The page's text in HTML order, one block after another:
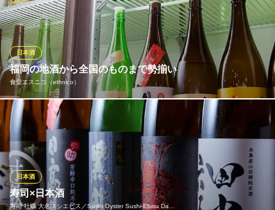
福岡県福岡市中央区大名2-10-20
類以上を取り揃え。「東一」や「田中六五」といった王道のもの
はもちろん夏酒やひやおろし、熱燗に合うお酒など各地の美酒を
ご用意しております。＋15度の辛口から－20度の甘口まで美味し
いものは積極仕入れ。お魚料理とのマリアージュをお楽しみくだ
さい。
磯飯倶楽部
釣魚と九州の旨いもん
地下鉄空港線（1号線）赤坂駅 徒歩5分
福岡県福岡市中央区大名1-3-33 1F
福岡の地酒から全国のものまで勢揃い
食堂エスニコ（ethnico）
日本酒
日本酒は魚メニューに合うものを中心に約40種類を取り揃え。福
岡の地酒から地方のお酒まで扱っております。福岡でも人気の地
酒『繁桝』や『寒北斗』もご用意。日本酒は1杯385円(税込)～
と、リーズナブルにお楽しみいただけますので、飲み比べはもち
ろん、お一人様でゆったり飲むのもおすすめです。
食堂エスニコ（ethnico）
寿司×日本酒
寿司 牡蠣 大名スシエビス／Sushi Oyster Sushi‐Ebisu Da…
日本酒